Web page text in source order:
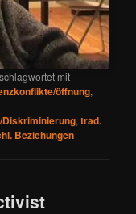
mit
öffnung,
,trad.
Beziehungen